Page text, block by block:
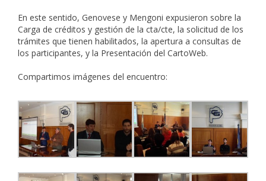
En este sentido, Genovese y Mengoni expusieron sobre la
Carga de créditos y gestión de la cta/cte, la solicitud de los
trámites que tienen habilitados, la apertura a consultas de
los participantes, y la Presentación del CartoWeb.
Compartimos imágenes del encuentro: